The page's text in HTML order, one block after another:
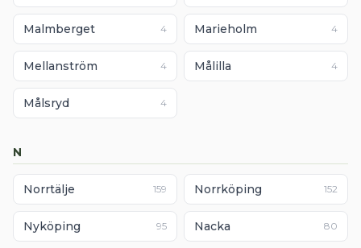
Malmberget 4 Marieholm 4
Mellanström 4 Målilla 4
Målsryd 4
N
Norrtälje 159 Norrköping 152
Nyköping 95 Nacka 80